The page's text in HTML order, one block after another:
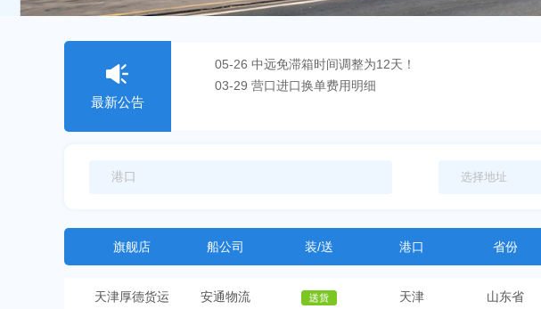
最新公告
05-26 中远免滞箱时间调整为12天！
03-29 营口进口换单费用明细
旗舰店 船公司 装/送 港口 省份
天津厚德货运 安通物流 天津 山东省